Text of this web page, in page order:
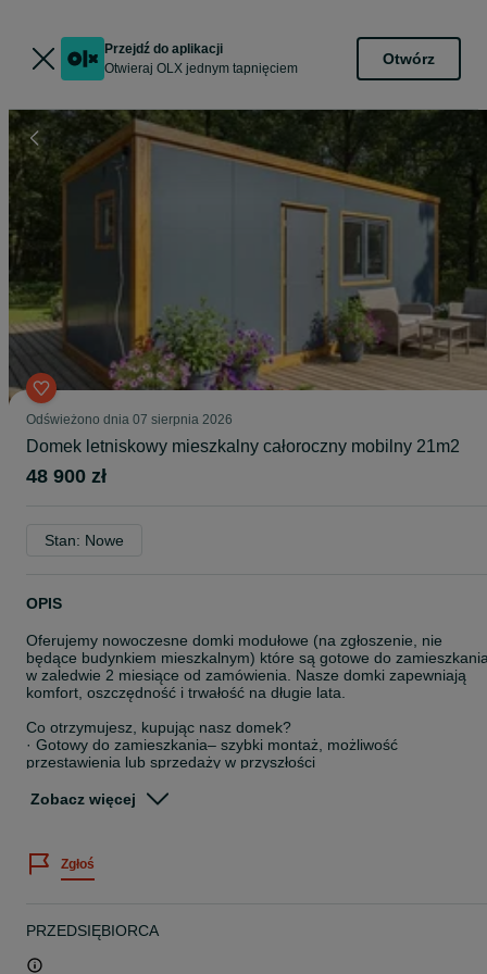
Przejdź do aplikacji
Otwieraj OLX jednym tapnięciem
Otwórz
Odświeżono dnia 07 sierpnia 2026
Domek letniskowy mieszkalny całoroczny mobilny 21m2
48 900 zł
Stan: Nowe
OPIS
Oferujemy nowoczesne domki modułowe (na zgłoszenie, nie
będące budynkiem mieszkalnym) które są gotowe do
w zaledwie 2 miesiące od zamówienia. Nasze domki zapewniają
komfort, oszczędność i trwałość na długie lata.
Co otrzymujesz, kupując nasz domek?
· Gotowy do zamieszkania– szybki montaż, możliwość
przestawienia lub sprzedaży w przyszłości
zapewnia wysoką efektywność cieplną, zmniejszając koszty
· Wykończoną łazienkę – wyposażoną w prysznic, umywalkę, WC
oraz bojler
Zobacz więcej
Zgłoś
PRZEDSIĘBIORCA